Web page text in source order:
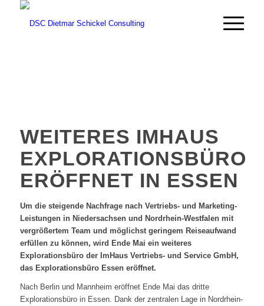
WEITERES IMHAUS
EXPLORATIONSBÜRO
ERÖFFNET IN ESSEN
Um die steigende Nachfrage nach Vertriebs- und Marketing-
Leistungen in Niedersachsen und Nordrhein-Westfalen mit
vergrößertem Team und möglichst geringem Reiseaufwand
erfüllen zu können, wird Ende Mai ein weiteres
Explorationsbüro der ImHaus Vertriebs- und Service GmbH,
das Explorationsbüro Essen eröffnet.
Nach Berlin und Mannheim eröffnet Ende Mai das dritte
Explorationsbüro in Essen. Dank der zentralen Lage in Nordrhein-